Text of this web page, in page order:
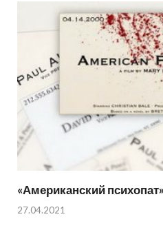
«Американский
27.04.2021